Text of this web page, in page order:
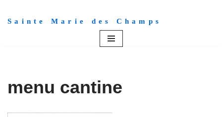
Aller
Sainte Marie des Champs
menu cantine